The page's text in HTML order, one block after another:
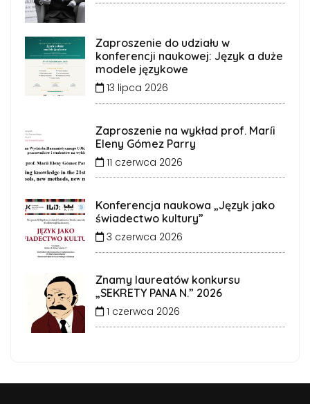
Zaproszenie do udziału w
konferencji naukowej: Język a duże
modele językowe
13 lipca 2026
Zaproszenie na wykład prof. Maríi
Eleny Gómez Parry
11 czerwca 2026
Konferencja naukowa „Język jako
świadectwo kultury”
3 czerwca 2026
Znamy laureatów konkursu
„SEKRETY PANA N.” 2026
1 czerwca 2026